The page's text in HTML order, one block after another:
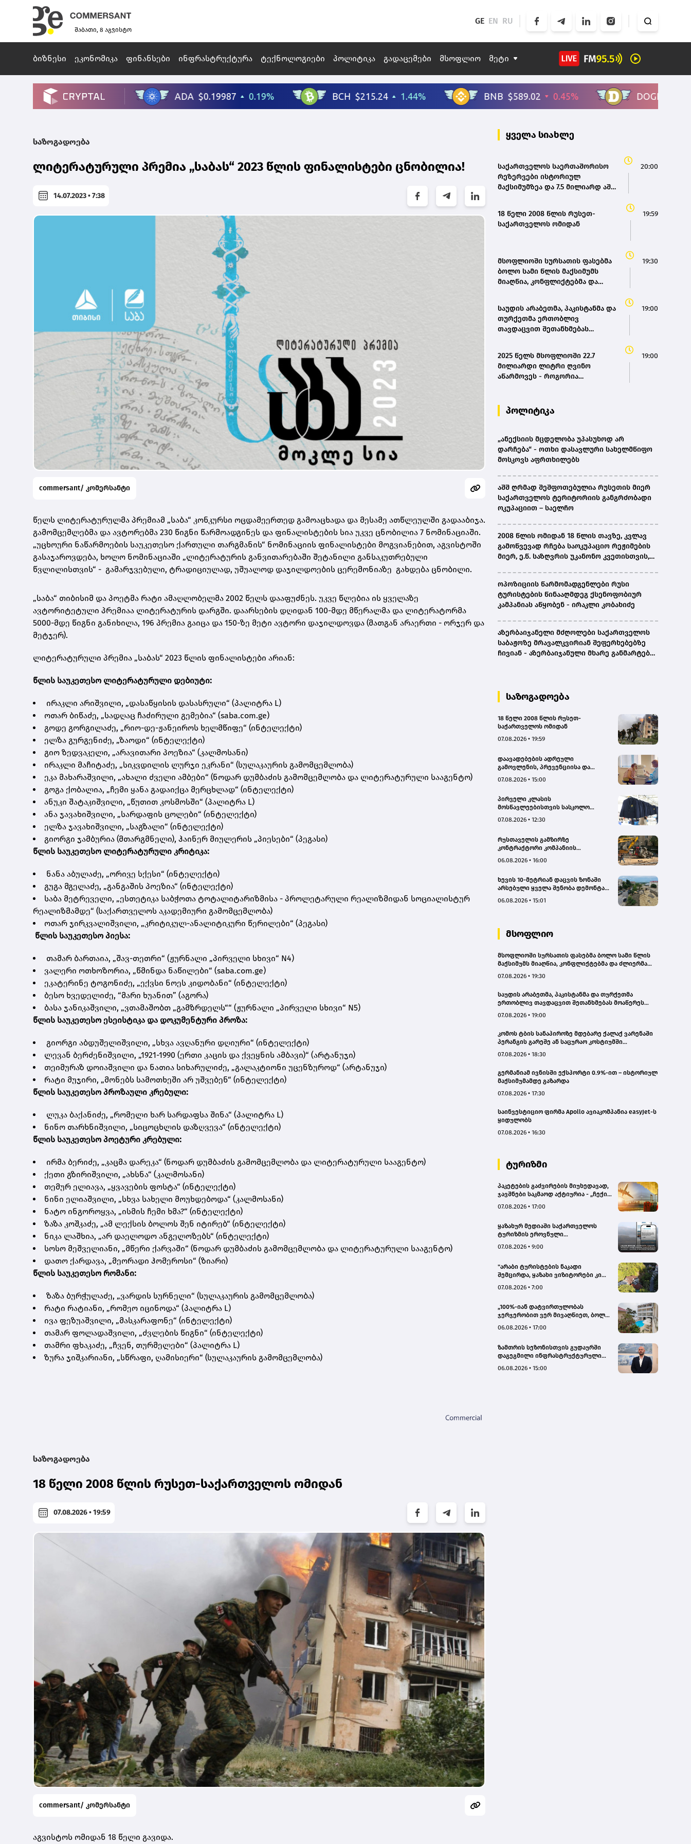
შაბათი, 8 აგვისტო
GE EN RU
ბიზნესი ეკონომიკა ფინანსები ინფრასტრუქტურა ტექნოლოგიები პოლიტიკა გადაცემები მსოფლიო მეტი
საზოგადოება
ლიტერატურული პრემია „საბას“ 2023 წლის ფინალისტები ცნობილია!
14.07.2023 • 7:38
commersant/ კომერსანტი
წელს ლიტერატურულმა პრემიამ „საბა“ კონკურსი ოცდამეერთედ გამოაცხადა და მესამე ათწლეულში გადააბიჯა.
გამომცემლებმა და ავტორებმა 230 წიგნი წარმოადგინეს და ფინალისტების სია უკვე ცნობილია 7 ნომინაციაში.
„უცხოური ნაწარმოების საუკეთესო ქართული თარგმანის“ ნომინაციის ფინალისტები მოგვიანებით, აგვისტოში
გასაჯაროვდება, ხოლო ნომინაციაში „ლიტერატურის განვითარებაში შეტანილი განსაკუთრებული
წვლილისთვის“ - გამარჯვებული, ტრადიციულად, უშუალოდ დაჯილდოების ცერემონიაზე გახდება ცნობილი.
„საბა“ თიბისიმ და პოეტმა რატი ამაღლობელმა 2002 წელს დააფუძნეს. უკვე წლებია ის ყველაზე
ავტორიტეტული პრემიაა ლიტერატურის დარგში. დაარსების დღიდან 100-მდე მწერალმა და ლიტერატორმა
5000-მდე წიგნი განიხილა, 196 პრემია გაიცა და 150-ზე მეტი ავტორი დაჯილდოვდა (მათგან არაერთი - ორჯერ და
მეტჯერ).
ლიტერატურული პრემია „საბას“ 2023 წლის ფინალისტები არიან:
წლის საუკეთესო ლიტერატურული დებიუტი:
ირაკლი არიშვილი, „დასაწყისის დასასრული“ (პალიტრა L)
ოთარ ბიწაძე, „სადღაც ჩაძირული გემებია“ (saba.com.ge)
გოდე გორგილაძე, „რიო-დე-ჟანეიროს ხელმწიფე“ (ინტელექტი)
ელზა გურგენიძე, „ზაოდი“ (ინტელექტი)
გიო ზედვაკელი, „არავითარი პოეზია“ (კალმოსანი)
ირაკლი მაჩიტაძე, „სიკვდილის ლურჯი ეკრანი“ (სულაკაურის გამომცემლობა)
ეკა მახარაშვილი, „ახალი ძველი ამბები“ (ნოდარ დუმბაძის გამომცემლობა და ლიტერატურული სააგენტო)
გოგა ქობალია, „ჩემი ყანა გადაიქცა მერცხლად“ (ინტელექტი)
ანუკი შატაკიშვილი, „წუთით კოსმოსში“ (პალიტრა L)
ანა ჯავახიშვილი, „სარდაფის ცოლები“ (ინტელექტი)
ელზა ჯავახიშვილი, „საგზალი“ (ინტელექტი)
გიორგი ჯამბურია (მთარგმნელი), ჰაინერ მიულერის „პიესები“ (პეგასი)
წლის საუკეთესო ლიტერატურული კრიტიკა:
ნანა აბულაძე, „ორივე სქესი“ (ინტელექტი)
გუგა მგელაძე, „განგაშის პოეზია“ (ინტელექტი)
საბა მეტრეველი, „ესთეტიკა საბჭოთა ტოტალიტარიზმისა - პროლეტარული რეალიზმიდან სოციალისტურ
რეალიზმამდე“ (საქართველოს აკადემიური გამომცემლობა)
ოთარ ჯირკვალიშვილი, „კრიტიკულ-ანალიტიკური წერილები“ (პეგასი)
წლის საუკეთესო პიესა:
თამარ ბართაია, „შავ-თეთრი“ (ჟურნალი „პირველი სხივი“ N4)
ვალერი ოთხოზორია, „წმინდა ნაწილები“ (saba.com.ge)
ეკატერინე ტოგონიძე, „ექვსი ნოეს კიდობანი“ (ინტელექტი)
ბესო ხვედელიძე, “მარი ხუანით” (აგორა)
ბასა ჯანიკაშვილი, „ვთამაშობთ „გამზრდელს““ (ჟურნალი „პირველი სხივი“ N5)
წლის საუკეთესო ესეისტიკა და დოკუმენტური პროზა:
გიორგი აბდუშელიშვილი, „სხვა ავღანური დღიური“ (ინტელექტი)
ლევან ბერძენიშვილი, „1921-1990 (ერთი კაცის და ქვეყნის ამბავი)“ (არტანუჯი)
თეიმურაზ დოიაშვილი და ნათია სიხარულიძე, „გალაკტიონი უცენზუროდ“ (არტანუჯი)
რატი მუჯირი, „მონებს სამოთხეში არ უშვებენ“ (ინტელექტი)
წლის საუკეთესო პროზაული კრებული:
ლუკა ბაქანიძე, „რომელი ხარ სარდაფსა შინა“ (პალიტრა L)
ნინო თარხნიშვილი, „სიცოცხლის დაზღვევა“ (ინტელექტი)
წლის საუკეთესო პოეტური კრებული:
ირმა ბერიძე, „კაცმა დარეკა“ (ნოდარ დუმბაძის გამომცემლობა და ლიტერატურული სააგენტო)
ქეთი გზირიშვილი, „ახსნა“ (კალმოსანი)
თემურ ელიავა, „ყვავების ფოსტა“ (ინტელექტი)
ნინი ელიაშვილი, „სხვა სახელი მოუხდებოდა“ (კალმოსანი)
ნატო ინგოროყვა, „ისმის ჩემი ხმა?“ (ინტელექტი)
ზაზა კოშკაძე, „ამ ლექსის ბოლოს შენ იტირებ“ (ინტელექტი)
ნიკა ლაშხია, „არ დაელოდო ანგელოზებს“ (ინტელექტი)
სოსო მეშველიანი, „მწერი ქარვაში“ (ნოდარ დუმბაძის გამომცემლობა და ლიტერატურული სააგენტო)
დათო ქარდავა, „მეორადი ჰომეროსი“ (ზიარი)
წლის საუკეთესო რომანი:
ზაზა ბურჭულაძე, „ვარდის სურნელი“ (სულაკაურის გამომცემლობა)
რატი რატიანი, „რომეო იცინოდა“ (პალიტრა L)
ივა ფეზუაშვილი, „მასკარაფონე“ (ინტელექტი)
თამარ ფოლადაშვილი, „ძვლების წიგნი“ (ინტელექტი)
თამრი ფხაკაძე, „ჩვენ, თურმელები“ (პალიტრა L)
ზურა ჯიშკარიანი, „სწრაფი, ღამისიერი“ (სულაკაურის გამომცემლობა)
საზოგადოება
18 წელი 2008 წლის რუსეთ-საქართველოს ომიდან
07.08.2026 • 19:59
commersant/ კომერსანტი
აგვისტოს ომიდან 18 წელი გავიდა.
ყველა სიახლე
საქართველოს საერთაშორისო
რეზერვები ისტორიულ
მაქსიმუმზეა და 7.5 მილიარდ აშშ
20:00
18 წელი 2008 წლის რუსეთ-
საქართველოს ომიდან
19:59
მსოფლიოში სურსათის ფასებმა
ბოლო სამი წლის მაქსიმუმს
მიაღწია, კონფლიქტებმა და
„გარდიანი“
19:30
საუდის არაბეთმა, პაკისტანმა და
თურქეთმა ერთობლივ
თავდაცვით შეთანხმებას
19:00
2025 წელს მსოფლიოში 22.7
მილიარდი ლიტრი ღვინო
აწარმოვეს - როგორია
19:00
პოლიტიკა
„ანექსიის მცდელობა უპასუხოდ არ
დარჩება“ - ოთხი დასავლური სახელმწიფო
მოსკოვს აფრთხილებს
აშშ ღრმად შეშფოთებულია რუსეთის მიერ
საქართველოს ტერიტორიის განგრძობადი
ოკუპაციით – საელჩო
2008 წლის ომიდან 18 წლის თავზე, კვლავ
გამოწვევად რჩება საოკუპაციო რეჟიმების
მიერ, ე.წ. საზღვრის უკანონო კვეთისთვის,
ენაზე განათლების ხელმისაწვდომობა-
სახალხო დამცველი
ოპოზიციის წარმომადგენლები რუსი
ტურისტების წინააღმდეგ ქსენოფობიურ
კამპანიას აწყობენ - ირაკლი კობახიძე
აზერბაიჯანელი მძღოლები საქართველოს
საბაჟოზე მრავალკვირიან შეფერხებებზე
ჩივიან - აზერბაიჯანული მხარე განმარტებას
საზოგადოება
18 წელი 2008 წლის რუსეთ-
საქართველოს ომიდან
07.08.2026 • 19:59
დაავადებების ადრეული
გამოვლენის, პრევენციისა და
მომსახურებაზე ხელმისაწვდომობის
დედოფლისწყაროში, სამედიცინო
სკრინინგი გაიმართა – ჯანდაცვის
სამინისტრო
07.08.2026 • 15:00
პირველი კლასის
მოსწავლეებისთვის სასკოლო
სექტემბრის პერიოდში
07.08.2026 • 12:30
რუსთაველის გამზირზე
კონტრაქტორი კომპანიის
ახლოს იმოძრავა, რამაც ნიადაგის
გამოიწვია, გადაბრუნდა
ავტომანქანა - თვითმცლელში
იმყოფებოდა მცირეწლოვანი ბავშვი
06.08.2026 • 16:00
ხევის 10-მეტრიან დაცვის ზონაში
არსებული ყველა შენობა დემონტაჟს
06.08.2026 • 15:01
მსოფლიო
მსოფლიოში სურსათის ფასებმა ბოლო სამი წლის
მაქსიმუმს მიაღწია, კონფლიქტებმა და ძლიერმა
„გარდიანი“
07.08.2026 • 19:30
საუდის არაბეთმა, პაკისტანმა და თურქეთმა
ერთობლივ თავდაცვით შეთანხმებას მოაწერეს
07.08.2026 • 19:00
კომოს ტბის სანაპიროზე მდებარე ქალაქ ვარენაში
პერანგის გარეშე ან საცურაო კოსტიუმში
მოუწევთ
07.08.2026 • 18:30
გერმანიამ ივნისში ექსპორტი 0.9%-ით – ისტორიულ
მაქსიმუმამდე გაზარდა
07.08.2026 • 17:30
საინვესტიციო ფირმა Apollo ავიაკომპანია easyJet-ს
ყიდულობს
07.08.2026 • 16:30
ტურიზმი
პაკეტების გაძვირების მიუხედავად,
ჯავშნები საკმაოდ აქტიურია - „ჩექინ
07.08.2026 • 17:00
ყაზახურ მედიაში საქართველოს
ტურიზმის ეროვნული
კამპანიის ფარგლებში სტატიები
07.08.2026 • 9:00
"არაბი ტურისტების ნაკადი
შემცირდა, ყაზახი ვიზიტორები კი
Hotel
07.08.2026 • 7:00
„100%-იან დატვირთულობას
ჯერჯერობით ვერ მივაღწიეთ, ბოლო
გაუქმდა“ - Kobuleti Beach Club
06.08.2026 • 17:00
ზამთრის სეზონისთვის გუდაურში
დაგეგმილი ინფრასტრუქტურული
გუდაურის ტურისტული
06.08.2026 • 15:00